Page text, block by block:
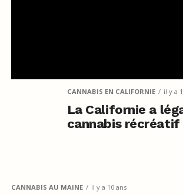
CANNABIS EN CALIFORNIE il y a
La Californie a
cannabis récréatif
CANNABIS AU MAINE il y a 10 ans